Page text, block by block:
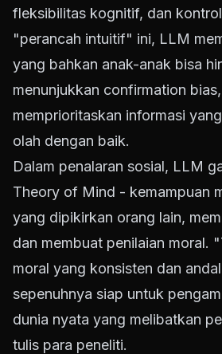
fleksibilitas kognitif, dan
"perancah intuitif" ini, LLM
yang bahkan anak-anak bisa
menunjukkan confirmation
memprioritaskan informasi
olah dengan baik.
Dalam penalaran sosial, LLM
Theory of Mind - kemampuan
yang dipikirkan orang lain,
dan membuat penilaian moral.
moral yang konsisten dan
sepenuhnya siap untuk
dunia nyata yang melibatkan
tulis para peneliti.